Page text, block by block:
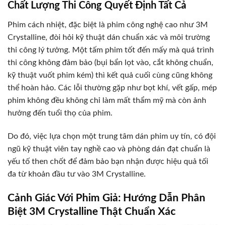
Chất Lượng Thi Công Quyết Định Tất Cả
Phim cách nhiệt, đặc biệt là phim công nghệ cao như 3M
Crystalline, đòi hỏi kỹ thuật dán chuẩn xác và môi trường
thi công lý tưởng. Một tấm phim tốt đến mấy mà quá trình
thi công không đảm bảo (bụi bẩn lọt vào, cắt không chuẩn,
kỹ thuật vuốt phim kém) thì kết quả cuối cùng cũng không
thể hoàn hảo. Các lỗi thường gặp như bọt khí, vết gấp, mép
phim không đều không chỉ làm mất thẩm mỹ mà còn ảnh
hưởng đến tuổi thọ của phim.
Do đó, việc lựa chọn một trung tâm dán phim uy tín, có đội
ngũ kỹ thuật viên tay nghề cao và phòng dán đạt chuẩn là
yếu tố then chốt để đảm bảo bạn nhận được hiệu quả tối
đa từ khoản đầu tư vào 3M Crystalline.
Cảnh Giác Với Phim Giả: Hướng Dẫn Phân
Biệt 3M Crystalline Thật Chuẩn Xác